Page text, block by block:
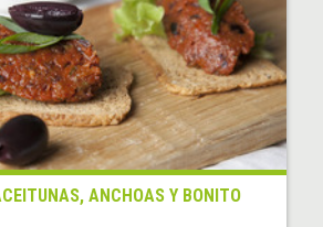
ANCHOAS Y BONITO